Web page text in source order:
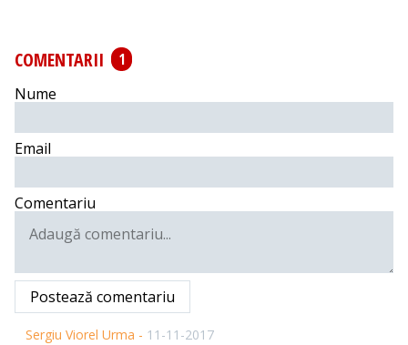
COMENTARII
1
Nume
Email
Comentariu
Postează comentariu
Sergiu Viorel Urma - 11-11-2017